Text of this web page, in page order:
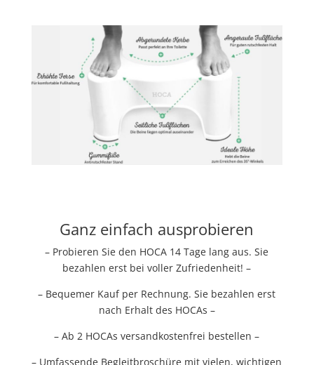
Ganz einfach ausprobieren
– Probieren Sie den HOCA 14 Tage lang aus. Sie
bezahlen erst bei voller Zufriedenheit! –
– Bequemer Kauf per Rechnung. Sie bezahlen erst
nach Erhalt des HOCAs –
– Ab 2 HOCAs versandkostenfrei bestellen –
– Umfassende Begleitbroschüre mit vielen, wichtigen